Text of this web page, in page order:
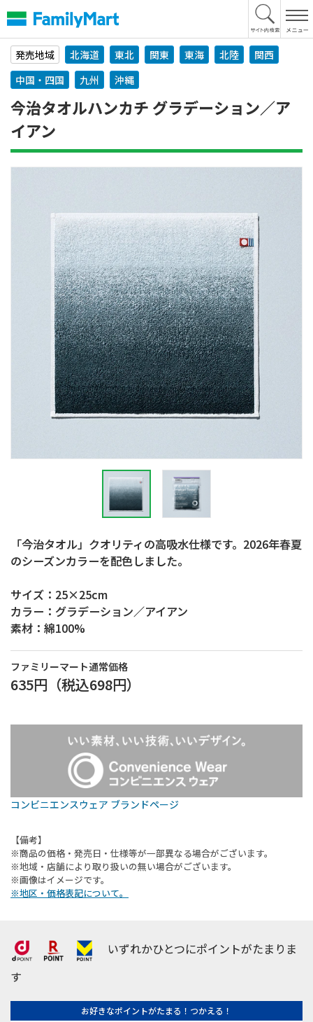
文
へ
発売地域
北海道 東北 関東 東海 北陸
関西
中国・四国
九州 沖縄
今治タオルハンカチ グラデーション／ア
イアン
「今治タオル」クオリティの高吸水仕様です。2026年春夏
のシーズンカラーを配色しました。
サイズ：25×25cm
カラー：グラデーション／アイアン
素材：綿100%
ファミリーマート通常価格
635円 （税込698円）
コンビニエンスウェア ブランドページ
【備考】
※商品の価格・発売日・仕様等が一部異なる場合がございます。
※地域・店舗により取り扱いの無い場合がございます。
※画像はイメージです。
※地区・価格表記について。
いずれかひとつにポイントがたまりま
す
お好きなポイントがたまる！つかえる！